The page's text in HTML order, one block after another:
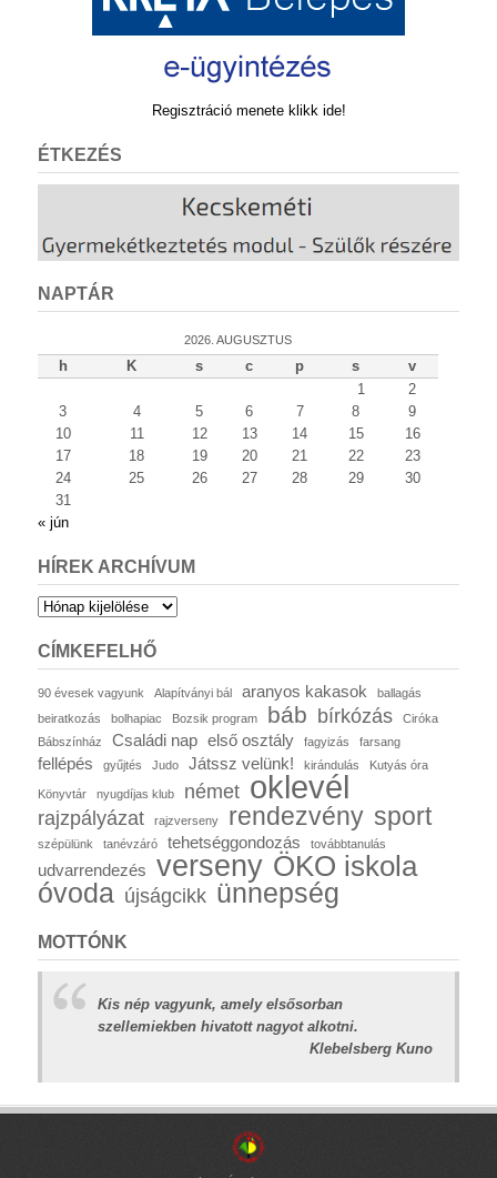
Regisztráció menete klikk ide!
ÉTKEZÉS
NAPTÁR
2026. AUGUSZTUS
h K s c p s
v
1
2
3
4 5 6 7 8
9
10
11 12 13 14 15
16
17
18 19 20 21 22
23
24
25 26 27 28 29
30
31
« jún
HÍREK ARCHÍVUM
Hírek
CÍMKEFELHŐ
90 évesek vagyunk Alapítványi bál aranyos kakasok
ballagás
beiratkozás
bolhapiac Bozsik program báb bírkózás
Ciróka
Bábszínház
Családi nap első osztály fagyizás farsang
fellépés gyűjtés Judo Játssz velünk! kirándulás Kutyás óra
Könyvtár nyugdíjas klub német oklevél
rajzpályázat rajzverseny rendezvény sport
szépülünk tanévzáró tehetséggondozás továbbtanulás
udvarrendezés verseny ÖKO iskola
óvoda újságcikk ünnepség
MOTTÓNK
Kis nép vagyunk, amely elsősorban
szellemiekben hivatott nagyot alkotni.
Klebelsberg Kuno